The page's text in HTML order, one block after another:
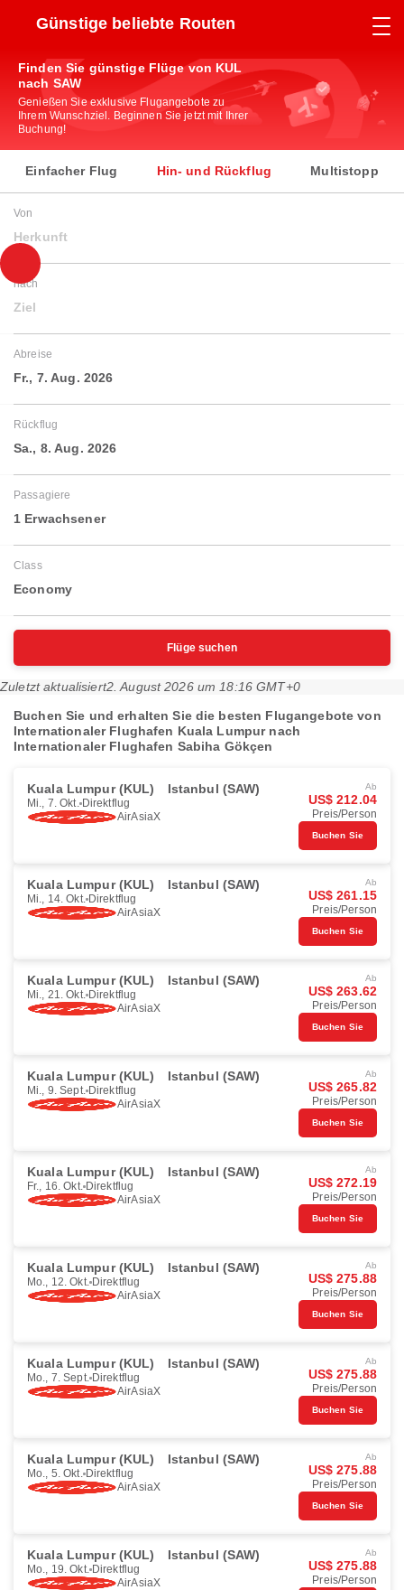
Günstige beliebte Routen
Finden Sie günstige Flüge von KUL
nach SAW
Genießen Sie exklusive Flugangebote zu
Ihrem Wunschziel. Beginnen Sie jetzt mit Ihrer
Buchung!
Einfacher Flug Hin- und Rückflug Multistopp
Von
Herkunft
nach
Ziel
Abreise
Fr., 7. Aug. 2026
Rückflug
Sa., 8. Aug. 2026
Passagiere
1 Erwachsener
Class
Economy
Flüge suchen
Zuletzt aktualisiert2. August 2026 um 18:16 GMT+0
Buchen Sie und erhalten Sie die besten Flugangebote von
Internationaler Flughafen Kuala Lumpur nach
Internationaler Flughafen Sabiha Gökçen
Kuala Lumpur (KUL) Istanbul (SAW)
Mi., 7. Okt. Direktflug
AirAsiaX
Ab
US$ 212.04
Preis/Person
Buchen Sie
Kuala Lumpur (KUL) Istanbul (SAW)
Mi., 14. Okt. Direktflug
AirAsiaX
Ab
US$ 261.15
Preis/Person
Buchen Sie
Kuala Lumpur (KUL) Istanbul (SAW)
Mi., 21. Okt. Direktflug
AirAsiaX
Ab
US$ 263.62
Preis/Person
Buchen Sie
Kuala Lumpur (KUL) Istanbul (SAW)
Mi., 9. Sept. Direktflug
AirAsiaX
Ab
US$ 265.82
Preis/Person
Buchen Sie
Kuala Lumpur (KUL) Istanbul (SAW)
Fr., 16. Okt. Direktflug
AirAsiaX
Ab
US$ 272.19
Preis/Person
Buchen Sie
Kuala Lumpur (KUL) Istanbul (SAW)
Mo., 12. Okt. Direktflug
AirAsiaX
Ab
US$ 275.88
Preis/Person
Buchen Sie
Kuala Lumpur (KUL) Istanbul (SAW)
Mo., 7. Sept. Direktflug
AirAsiaX
Ab
US$ 275.88
Preis/Person
Buchen Sie
Kuala Lumpur (KUL) Istanbul (SAW)
Mo., 5. Okt. Direktflug
AirAsiaX
Ab
US$ 275.88
Preis/Person
Buchen Sie
Kuala Lumpur (KUL) Istanbul (SAW)
Mo., 19. Okt. Direktflug
AirAsiaX
Ab
US$ 275.88
Preis/Person